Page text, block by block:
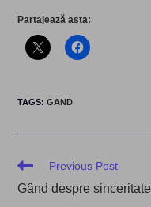
Partajează asta:
TAGS:GAND
Read
articles
Previous Post
Gând despre sinceritate